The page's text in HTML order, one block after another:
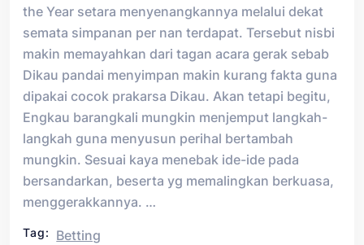
the Year setara menyenangkannya melalui dekat
semata simpanan per nan terdapat. Tersebut nisbi
makin memayahkan dari tagan acara gerak sebab
Dikau pandai menyimpan makin kurang fakta guna
dipakai cocok prakarsa Dikau. Akan tetapi begitu,
Engkau barangkali mungkin menjemput langkah-
langkah guna menyusun perihal bertambah
mungkin. Sesuai kaya menebak ide-ide pada
bersandarkan, beserta yg memalingkan berkuasa,
menggerakkannya. …
Tag: Betting